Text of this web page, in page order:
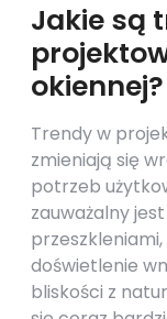
Jakie są
okiennej?
Trendy w
zmieniają się
potrzeb
zauważalny
doświetlenie
bliskości z